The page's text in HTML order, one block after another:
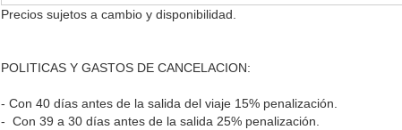
Precios sujetos a cambio y disponibilidad.
POLITICAS Y GASTOS DE CANCELACION:
- Con 40 días antes de la salida del viaje 15% penalización.
- Con 39 a 30 días antes de la salida 25% penalización.